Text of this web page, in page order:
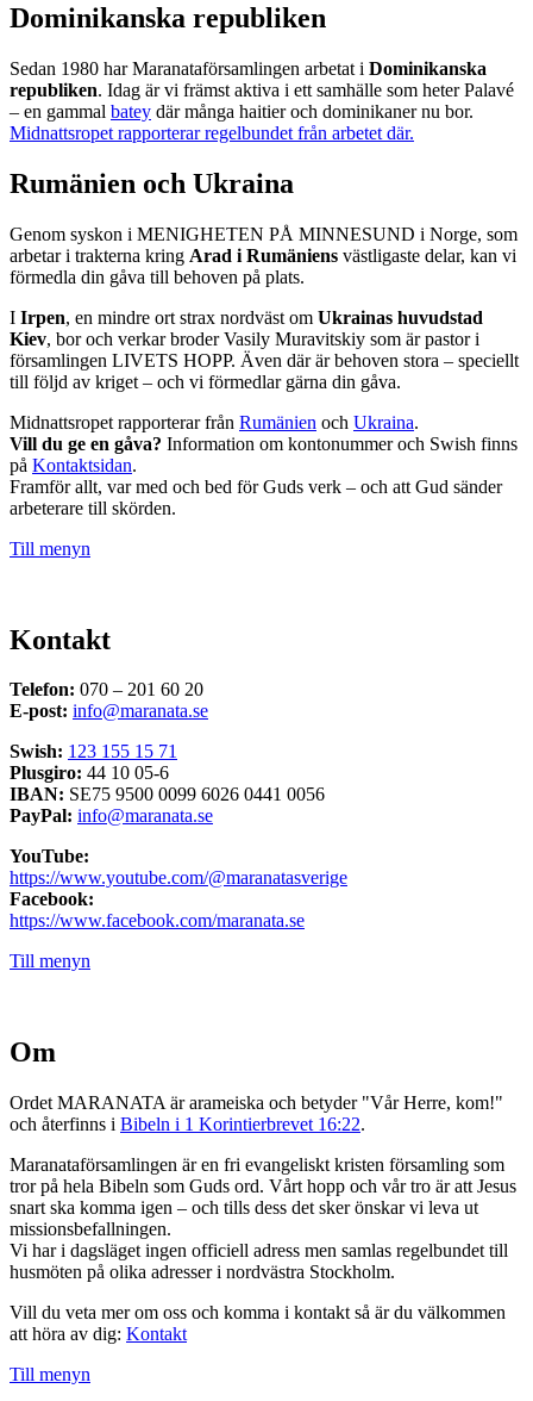
Dominikanska republiken
Sedan 1980 har Maranataförsamlingen arbetat i Dominikanska
republiken. Idag är vi främst aktiva i ett samhälle som heter Palavé
– en gammal batey där många haitier och dominikaner nu bor.
Midnattsropet rapporterar regelbundet från arbetet där.
Rumänien och Ukraina
Genom syskon i MENIGHETEN PÅ MINNESUND i Norge, som
arbetar i trakterna kring Arad i Rumäniens västligaste delar, kan vi
förmedla din gåva till behoven på plats.
I Irpen, en mindre ort strax nordväst om Ukrainas huvudstad
Kiev, bor och verkar broder Vasily Muravitskiy som är pastor i
församlingen LIVETS HOPP. Även där är behoven stora – speciellt
till följd av kriget – och vi förmedlar gärna din gåva.
Midnattsropet rapporterar från Rumänien och Ukraina.
Vill du ge en gåva? Information om kontonummer och Swish finns
på Kontaktsidan.
Framför allt, var med och bed för Guds verk – och att Gud sänder
arbeterare till skörden.
Till menyn
Kontakt
Telefon: 070 – 201 60 20
E-post: info@maranata.se
Swish: 123 155 15 71
Plusgiro: 44 10 05-6
IBAN: SE75 9500 0099 6026 0441 0056
PayPal: info@maranata.se
YouTube:
https://www.youtube.com/@maranatasverige
Facebook:
https://www.facebook.com/maranata.se
Till menyn
Om
Ordet MARANATA är arameiska och betyder "Vår Herre, kom!"
och återfinns i Bibeln i 1 Korintierbrevet 16:22.
Maranataförsamlingen är en fri evangeliskt kristen församling som
tror på hela Bibeln som Guds ord. Vårt hopp och vår tro är att Jesus
snart ska komma igen – och tills dess det sker önskar vi leva ut
missionsbefallningen.
Vi har i dagsläget ingen officiell adress men samlas regelbundet till
husmöten på olika adresser i nordvästra Stockholm.
Vill du veta mer om oss och komma i kontakt så är du välkommen
att höra av dig: Kontakt
Till menyn